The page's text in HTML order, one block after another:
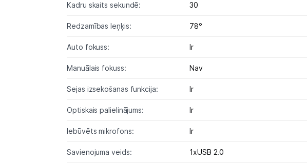
Kadru skaits sekundē: 30
Redzamības leņķis: 78°
Auto fokuss: Ir
Manuālais fokuss: Nav
Sejas izsekošanas funkcija: Ir
Optiskais palielinājums: Ir
Iebūvēts mikrofons: Ir
Savienojuma veids: 1xUSB 2.0